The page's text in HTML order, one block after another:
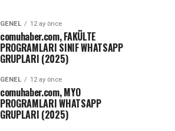
GENEL 12 ay önce
comuhaber.com, FAKÜLTE
PROGRAMLARI SINIF WHATSAPP
GRUPLARI (2025)
GENEL 12 ay önce
comuhaber.com, MYO
PROGRAMLARI WHATSAPP
GRUPLARI (2025)